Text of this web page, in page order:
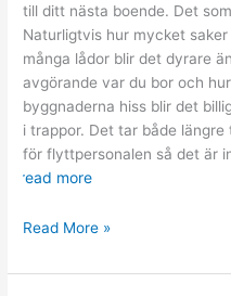
till ditt nästa boende. Det
Naturligtvis hur mycket
många lådor blir det dyrare
avgörande var du bor och
byggnaderna hiss blir det
i trappor. Det tar både
för flyttpersonalen så det är
read more
Vad
flyttfirmor
Read More »